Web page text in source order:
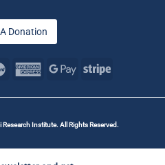
Donation
Research Institute. All Rights Reserved.